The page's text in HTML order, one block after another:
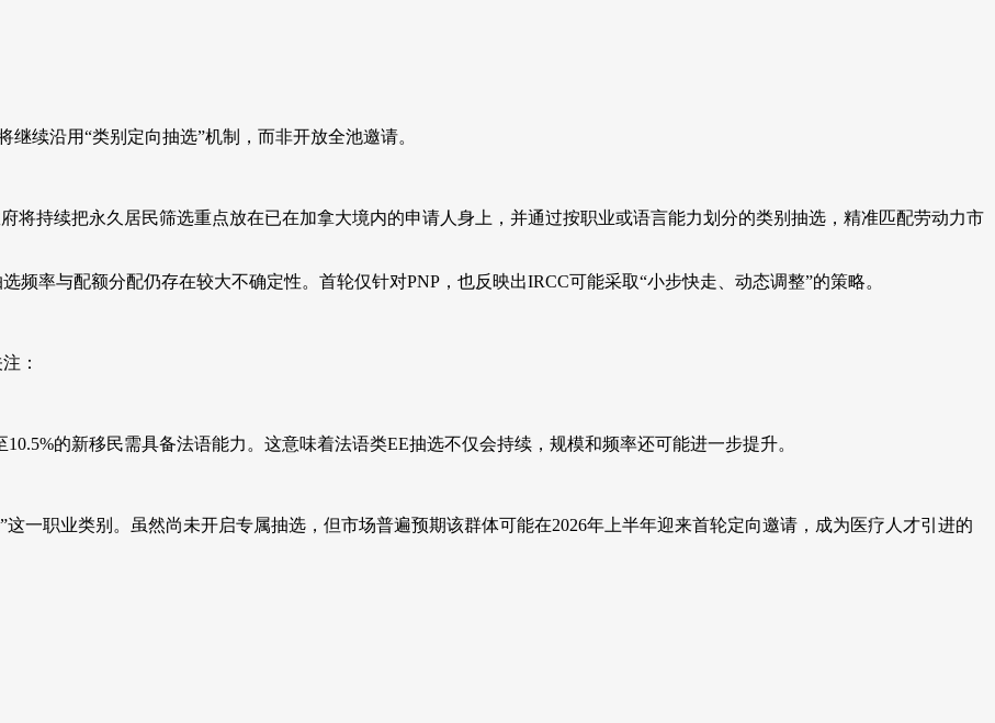
续沿用“类别定向抽选”机制，而非开放全池邀请。
将持续把永久居民筛选重点放在已在加拿大境内的申请人身上，并通过按职业或语言能力划分的类别抽选，精准匹配劳动力市
频率与配额分配仍存在较大不确定性。首轮仅针对PNP，也反映出IRCC可能采取“小步快走、动态调整”的策略。
：
的新移民需具备法语能力。这意味着法语类EE抽选不仅会持续，规模和频率还可能进一步提升。
这一职业类别。虽然尚未开启专属抽选，但市场普遍预期该群体可能在2026年上半年迎来首轮定向邀请，成为医疗人才引进的